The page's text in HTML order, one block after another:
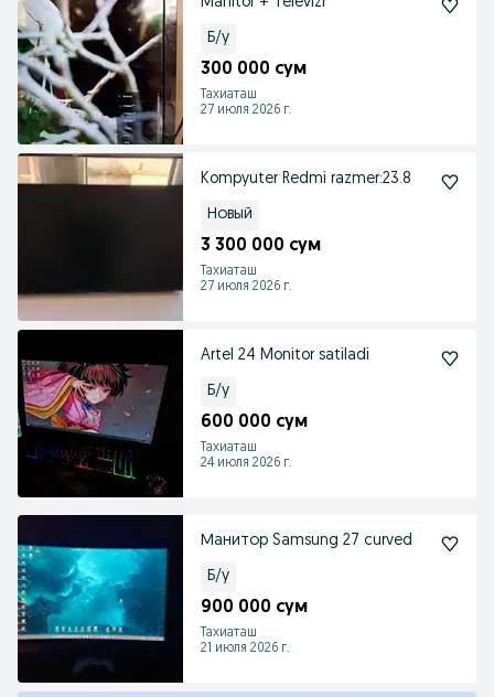
Б/у
300 000 сум
Тахиаташ
27 июля 2026 г.
Kompyuter Redmi razmer:23.8
Новый
3 300 000 сум
Тахиаташ
27 июля 2026 г.
Artel 24 Monitor satiladi
Б/у
600 000 сум
Тахиаташ
24 июля 2026 г.
Манитор Samsung 27 curved
Б/у
900 000 сум
Тахиаташ
21 июля 2026 г.